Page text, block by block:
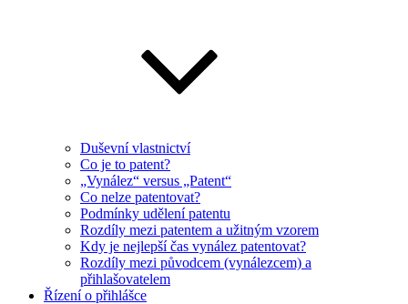
Duševní vlastnictví
Co je to patent?
„Vynález“ versus „Patent“
Co nelze patentovat?
Podmínky udělení patentu
Rozdíly mezi patentem a užitným vzorem
Kdy je nejlepší čas vynález patentovat?
Rozdíly mezi původcem (vynálezcem) a
přihlašovatelem
Řízení o přihlášce